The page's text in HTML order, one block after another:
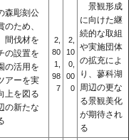
森彫刻公
ため、
間伐材を
の設置を
の活用を
アーを実
上を図る
の新たな
2,
80
1,
98
7
2,
10
0,
00
0
景観形成
に向けた継
続的な取組
や実施団体
の拡充によ
り、蓼科湖
周辺の更な
る景観美化
が期待され
る